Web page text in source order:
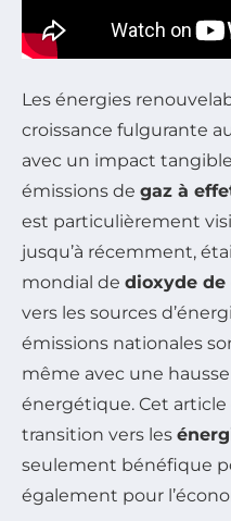
Les énergies
croissance fulgurante
avec un impact
émissions de gaz à
est particulièrement
jusqu’à récemment,
mondial de dioxyde de
vers les sources
émissions nationales
même avec une
énergétique. Cet
transition vers les
seulement bénéfique
également pour